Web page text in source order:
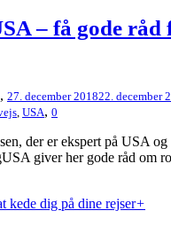
– få gode råd
, 27. december 201822. december
USA, 0
der er ekspert på USA og
giver her gode råd om
+